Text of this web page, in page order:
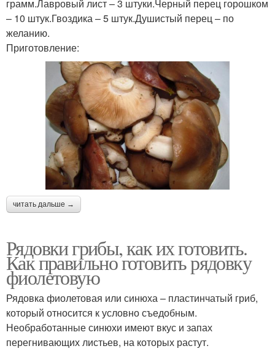
грамм.Лавровый лист – 3 штуки.Черный перец горошком
– 10 штук.Гвоздика – 5 штук.Душистый перец – по
желанию.
Приготовление:
читать дальше →
Рядовки грибы, как их готовить.
Как правильно готовить рядовку
фиолетовую
Рядовка фиолетовая или синюха – пластинчатый гриб,
который относится к условно съедобным.
Необработанные синюхи имеют вкус и запах
перегнивающих листьев, на которых растут.